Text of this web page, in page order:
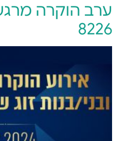
ערב הוקרה
8226